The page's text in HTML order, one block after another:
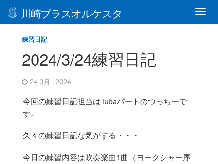
川崎ブラスオルケスタ
練習日記
2024/3/24練習日記
24 3月 , 2024
今回の練習日記担当はTubaパートのつっちーで
す。
久々の練習日記な気がする・・・
今日の練習内容は吹奏楽曲1曲（ヨークシャー序